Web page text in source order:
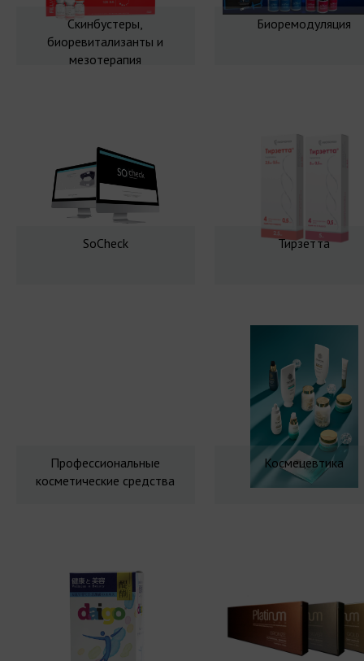
Скинбустеры,
биоревитализанты и
мезотерапия
Биоремодуляция
SoCheck Тирзетта
Профессиональные
косметические средства
Космецевтика